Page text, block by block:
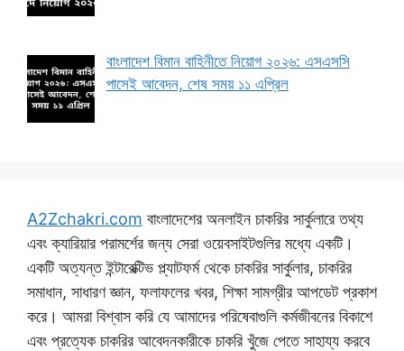
বাংলাদেশ বিমান বাহিনীতে নিয়োগ ২০২৬: এসএসসি
পাসেই আবেদন, শেষ সময় ১১ এপ্রিল
A2Zchakri.com বাংলাদেশের অনলাইন চাকরির সার্কুলারে তথ্য
এবং ক্যারিয়ার পরামর্শের জন্য সেরা ওয়েবসাইটগুলির মধ্যে একটি।
একটি অত্যন্ত ইন্টারেক্টিভ প্ল্যাটফর্ম থেকে চাকরির সার্কুলার, চাকরির
সমাধান, সাধারণ জ্ঞান, ফলাফলের খবর, শিক্ষা সামগ্রীর আপডেট প্রকাশ
করে। আমরা বিশ্বাস করি যে আমাদের পরিষেবাগুলি কর্মজীবনের বিকাশে
এবং প্রত্যেক চাকরির আবেদনকারীকে চাকরি খুঁজে পেতে সাহায্য করবে